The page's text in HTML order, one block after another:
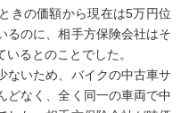
きの価額から現在は5万円位
るのに、相手方保険会社はそ
るとのことでした。
ないため、バイクの中古車サ
どなく、全く同一の車両で中